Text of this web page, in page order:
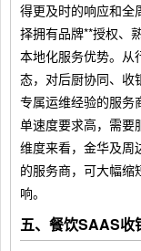
得更及时的响应和全
择拥有品牌**授权、
本地化服务优势。从
态，对后厨协同、收
专属运维经验的服务
单速度要求高，需要
维度来看，金华及周
的服务商，可大幅缩
响。
五、餐饮SAAS收